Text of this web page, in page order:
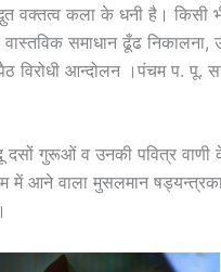
वक्तत्व कला के धनी है। किसी
समाधान ढूँढ निकालना,
विरोधी आन्दोलन ।पंचम प. पू.
दसों गुरूओं व उनकी पवित्र
आने वाला मुसलमान